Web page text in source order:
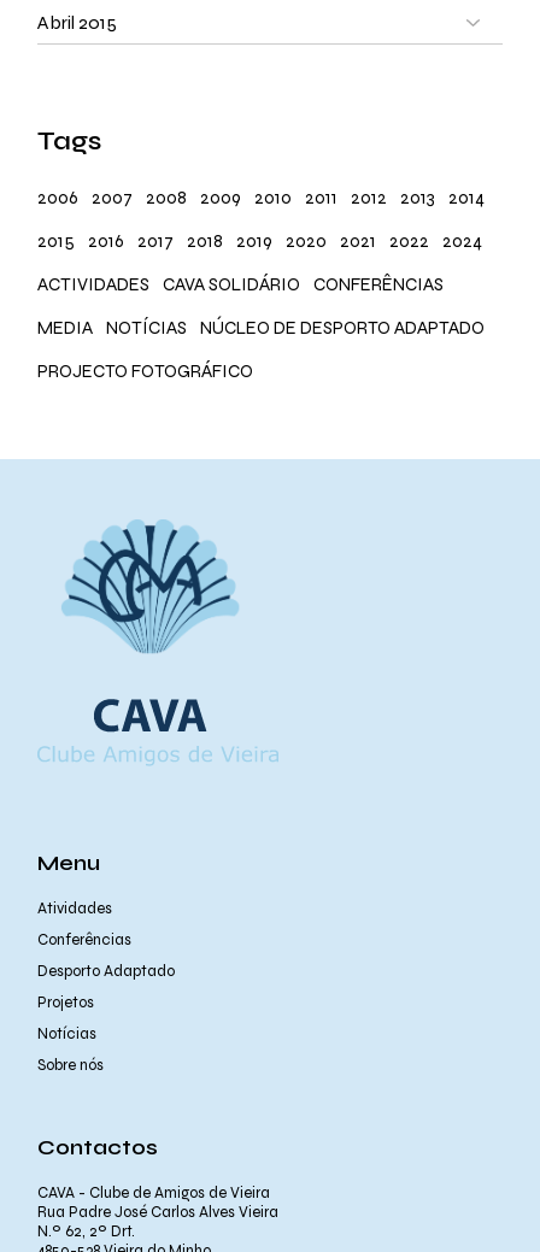
Arquivo
Tags
2006 2007 2008 2009 2010 2011 2012 2013
2014
2015
2016 2017 2018 2019 2020 2021 2022
2024
ACTIVIDADES
CAVA SOLIDÁRIO
CONFERÊNCIAS
MEDIA
NOTÍCIAS
NÚCLEO DE DESPORTO ADAPTADO
PROJECTO FOTOGRÁFICO
Menu
Atividades
Conferências
Desporto Adaptado
Projetos
Notícias
Sobre nós
Contactos
CAVA - Clube de Amigos de Vieira
Rua Padre José Carlos Alves Vieira
N.º 62, 2º Drt.